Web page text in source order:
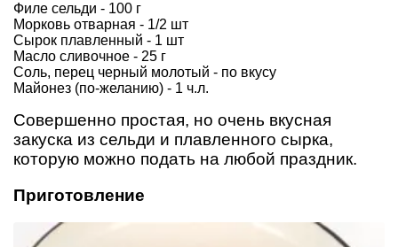
Филе сельди - 100 г
Морковь отварная - 1/2 шт
Сырок плавленный - 1 шт
Масло сливочное - 25 г
Соль, перец черный молотый - по вкусу
Майонез (по-желанию) - 1 ч.л.
Совершенно простая, но очень вкусная
закуска из сельди и плавленного сырка,
которую можно подать на любой праздник.
Приготовление